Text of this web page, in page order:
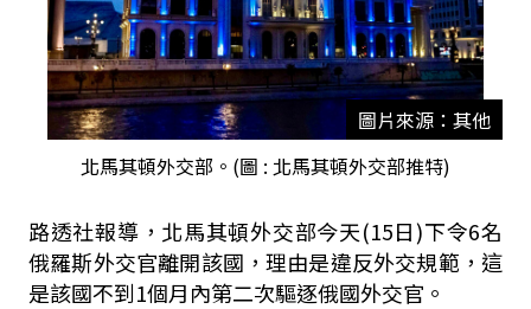
圖片來源：其他
北馬其頓外交部。(圖 : 北馬其頓外交部推特)
路透社報導，北馬其頓外交部今天(15日)下令6名
俄羅斯外交官離開該國，理由是違反外交規範，這
是該國不到1個月內第二次驅逐俄國外交官。